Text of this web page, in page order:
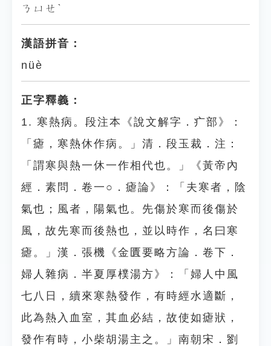
ㄋㄩㄝˋ
漢語拼音：
nüè
正字釋義：
1. 寒熱病。段注本《說文解字．疒部》：
「瘧，寒熱休作病。」清．段玉裁．注：
「謂寒與熱一休一作相代也。」《黃帝內
經．素問．卷一○．瘧論》：「夫寒者，陰
氣也；風者，陽氣也。先傷於寒而後傷於
風，故先寒而後熱也，並以時作，名曰寒
瘧。」漢．張機《金匱要略方論．卷下．
婦人雜病．半夏厚樸湯方》：「婦人中風
七八日，續來寒熱發作，有時經水適斷，
此為熱入血室，其血必結，故使如瘧狀，
發作有時，小柴胡湯主之。」南朝宋．劉